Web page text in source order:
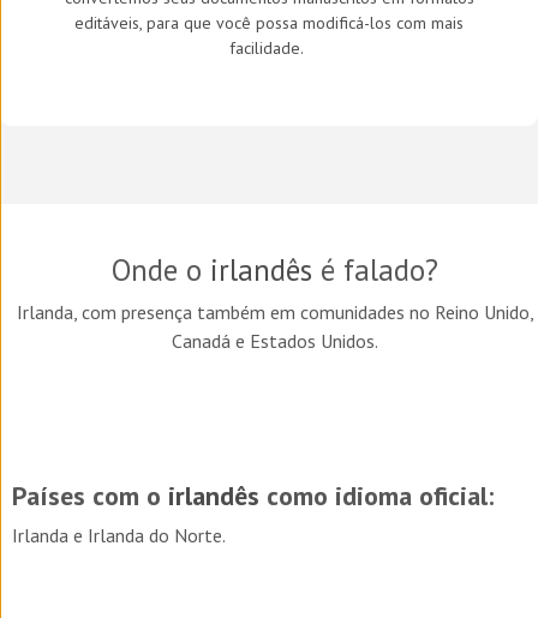
editáveis, para que você possa modificá-los com mais
facilidade.
Onde o irlandês é falado?
Irlanda, com presença também em comunidades no Reino Unido,
Canadá e Estados Unidos.
Países com o irlandês como idioma oficial:
Irlanda e Irlanda do Norte.